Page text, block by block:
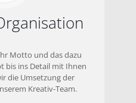
Motto und das dazu
bis ins Detail mit Ihnen
die Umsetzung der
Kreativ-Team.